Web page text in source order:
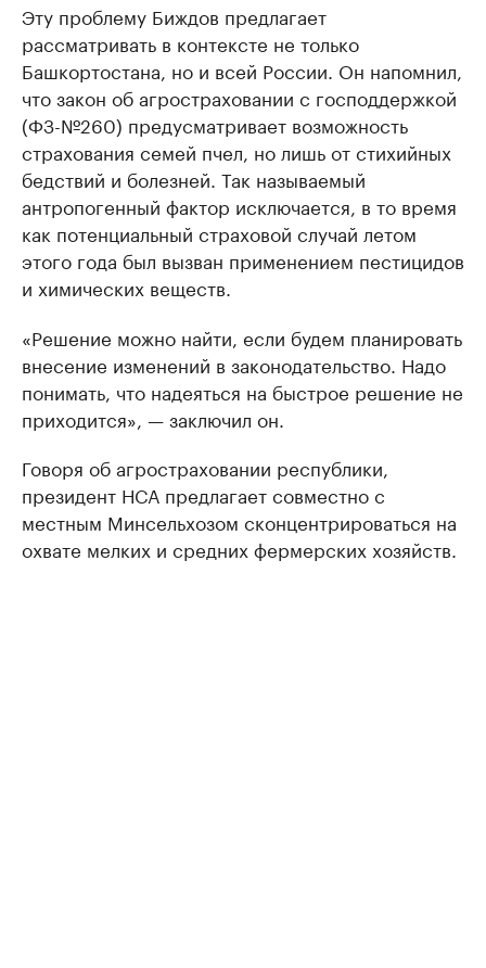
Эту проблему Биждов предлагает
рассматривать в контексте не только
Башкортостана, но и всей России. Он напомнил,
что закон об агростраховании с господдержкой
(ФЗ-№260) предусматривает возможность
страхования семей пчел, но лишь от стихийных
бедствий и болезней. Так называемый
антропогенный фактор исключается, в то время
как потенциальный страховой случай летом
этого года был вызван применением пестицидов
и химических веществ.
«Решение можно найти, если будем планировать
внесение изменений в законодательство. Надо
понимать, что надеяться на быстрое решение не
приходится», — заключил он.
Говоря об агростраховании республики,
президент НСА предлагает совместно с
местным Минсельхозом сконцентрироваться на
охвате мелких и средних фермерских хозяйств.